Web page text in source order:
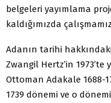
belgeleri yayımlama
kaldığımızda
Adanın tarihi
Zwangil Hertz’in
Ottoman Adakale 1688-
1739 dönemi ve o